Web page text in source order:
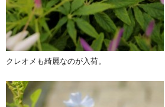
クレオメも綺麗なのが入荷。